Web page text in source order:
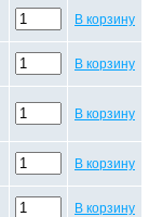
В корзину
В корзину
В корзину
В корзину
В корзину